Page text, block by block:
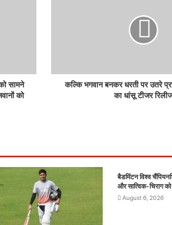
सामने
को
कल्कि भगवान बनकर धरती पर उतरे
का धांसू टीजर
बैडमिंटन विश्व
और सात्विक-चिराग
August 6, 2026